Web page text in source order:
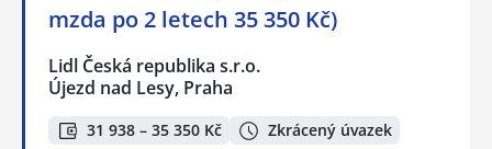
mzda po 2 letech 35 350 Kč)
Lidl Česká republika s.r.o.
Újezd nad Lesy, Praha
31 938 – 35 350 Kč Zkrácený úvazek